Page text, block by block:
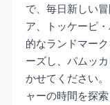
で、毎日新しい
ア、トッケーピ
的なランドマー
ーズし、パムッ
かせてください
ャーの時間を探